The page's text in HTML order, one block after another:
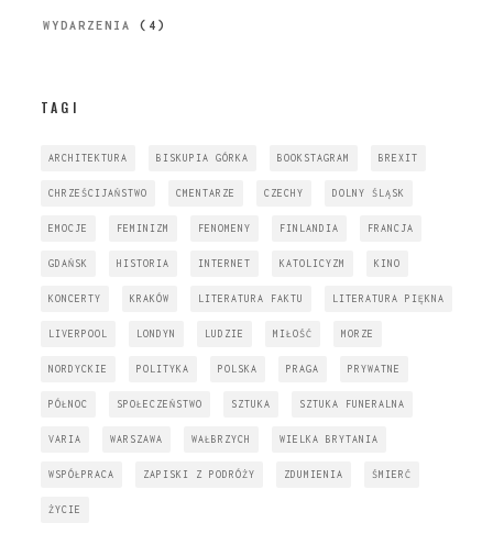
WYDARZENIA (4)
TAGI
ARCHITEKTURA BISKUPIA GÓRKA BOOKSTAGRAM BREXIT
CHRZEŚCIJAŃSTWO CMENTARZE CZECHY DOLNY ŚLĄSK
EMOCJE FEMINIZM FENOMENY FINLANDIA FRANCJA
GDAŃSK HISTORIA INTERNET KATOLICYZM KINO
KONCERTY KRAKÓW LITERATURA FAKTU LITERATURA PIĘKNA
LIVERPOOL LONDYN LUDZIE MIŁOŚĆ MORZE
NORDYCKIE POLITYKA POLSKA PRAGA PRYWATNE
PÓŁNOC SPOŁECZEŃSTWO SZTUKA SZTUKA FUNERALNA
VARIA WARSZAWA WAŁBRZYCH WIELKA BRYTANIA
WSPÓŁPRACA ZAPISKI Z PODRÓŻY ZDUMIENIA ŚMIERĆ
ŻYCIE